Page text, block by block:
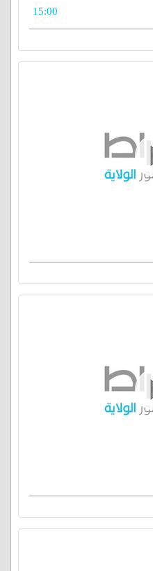
15:00